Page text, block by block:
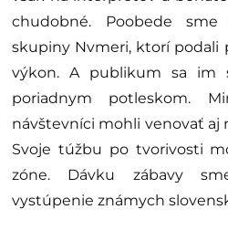
chudobné. Poobede
skupiny Nvmeri, ktorí podali
výkon. A publikum sa im
poriadnym potleskom.
návštevníci mohli venovať
Svoje túžbu po tvorivosti
zóne. Dávku zábavy
vystúpenie známych